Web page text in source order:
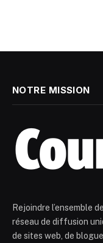
NOTRE MISSION
Rejoindre l’ensemble
réseau de diffusion
de sites web, de